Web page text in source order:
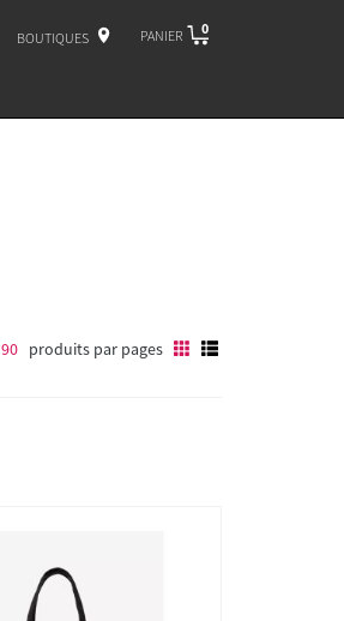
BOUTIQUES PANIER 0
90 produits par pages